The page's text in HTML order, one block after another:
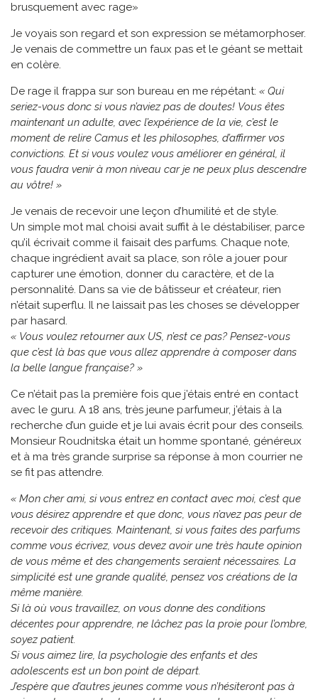
brusquement avec rage»
Je voyais son regard et son expression se métamorphoser.
Je venais de commettre un faux pas et le géant se mettait
en colère.
De rage il frappa sur son bureau en me répétant: « Qui
seriez-vous donc si vous n’aviez pas de doutes! Vous êtes
maintenant un adulte, avec l’expérience de la vie, c’est le
moment de relire Camus et les philosophes, d’affirmer vos
convictions. Et si vous voulez vous améliorer en général, il
vous faudra venir à mon niveau car je ne peux plus descendre
au vôtre! »
Je venais de recevoir une leçon d’humilité et de style.
Un simple mot mal choisi avait suffit à le déstabiliser, parce
qu’il écrivait comme il faisait des parfums. Chaque note,
chaque ingrédient avait sa place, son rôle a jouer pour
capturer une émotion, donner du caractère, et de la
personnalité. Dans sa vie de bâtisseur et créateur, rien
n’était superflu. Il ne laissait pas les choses se développer
par hasard.
« Vous voulez retourner aux US, n’est ce pas? Pensez-vous
que c’est là bas que vous allez apprendre à composer dans
la belle langue française? »
Ce n’était pas la première fois que j’étais entré en contact
avec le guru. A 18 ans, très jeune parfumeur, j’étais à la
recherche d’un guide et je lui avais écrit pour des conseils.
Monsieur Roudnitska était un homme spontané, généreux
et à ma très grande surprise sa réponse à mon courrier ne
se fit pas attendre.
« Mon cher ami, si vous entrez en contact avec moi, c’est que
vous désirez apprendre et que donc, vous n’avez pas peur de
recevoir des critiques. Maintenant, si vous faites des parfums
comme vous écrivez, vous devez avoir une très haute opinion
de vous même et des changements seraient nécessaires. La
simplicité est une grande qualité, pensez vos créations de la
même manière.
Si là où vous travaillez, on vous donne des conditions
décentes pour apprendre, ne lâchez pas la proie pour l’ombre,
soyez patient.
Si vous aimez lire, la psychologie des enfants et des
adolescents est un bon point de départ.
J’espère que d’autres jeunes comme vous n’hésiteront pas à